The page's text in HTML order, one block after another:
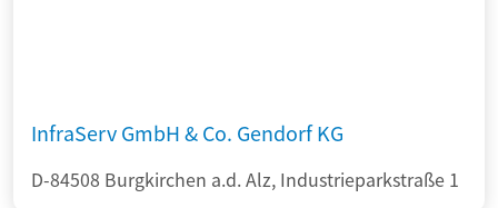
InfraServ GmbH & Co. Gendorf KG
D-84508 Burgkirchen a.d. Alz, Industrieparkstraße 1